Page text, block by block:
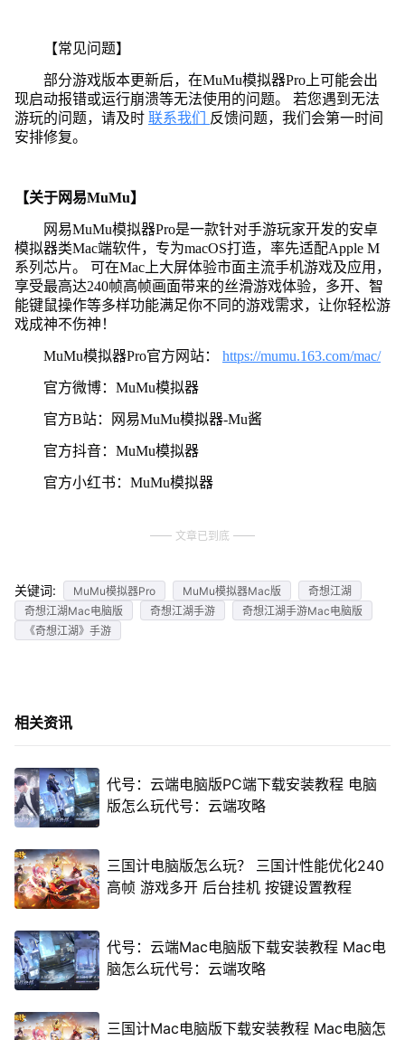
【常见问题】
部分游戏版本更新后，在MuMu模拟器Pro上可能会出
现启动报错或运行崩溃等无法使用的问题。 若您遇到无法
游玩的问题，请及时 联系我们
反馈问题，我们会第一时间
安排修复。
【关于网易MuMu】
网易MuMu模拟器Pro是一款针对手游玩家开发的安卓
模拟器类Mac端软件，专为macOS打造，率先适配Apple M
系列芯片。 可在Mac上大屏体验市面主流手机游戏及应用，
享受最高达240帧高帧画面带来的丝滑游戏体验，多开、智
能键鼠操作等多样功能满足你不同的游戏需求，让你轻松游
戏成神不伤神！
MuMu模拟器Pro官方网站： https://mumu.163.com/mac/
官方微博：MuMu模拟器
官方B站：网易MuMu模拟器-Mu酱
官方抖音：MuMu模拟器
官方小红书：MuMu模拟器
文章已到底
关键词: MuMu模拟器Pro MuMu模拟器Mac版
奇想江湖
奇想江湖Mac电脑版
奇想江湖手游
奇想江湖手游Mac电脑版
《奇想江湖》手游
相关资讯
代号：云端电脑版PC端下载安装教程 电脑
版怎么玩代号：云端攻略
三国计电脑版怎么玩？ 三国计性能优化240
高帧 游戏多开 后台挂机 按键设置教程
代号：云端Mac电脑版下载安装教程 Mac电
脑怎么玩代号：云端攻略
三国计Mac电脑版下载安装教程 Mac电脑怎